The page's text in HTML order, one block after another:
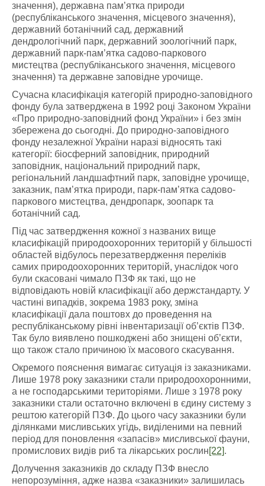
значення), державна пам’ятка природи
(республіканського значення, місцевого значення),
державний ботанічний сад, державний
дендрологічний парк, державний зоологічний парк,
державний парк-пам’ятка садово-паркового
мистецтва (республіканського значення, місцевого
значення) та державне заповідне урочище.
Сучасна класифікація категорій природно-заповідного
фонду була затверджена в 1992 році Законом України
«Про природно-заповідний фонд України» і без змін
збережена до сьогодні. До природно-заповідного
фонду незалежної України наразі відносять такі
категорії: біосферний заповідник, природний
заповідник, національний природний парк,
регіональний ландшафтний парк, заповідне урочище,
заказник, пам’ятка природи, парк-пам’ятка садово-
паркового мистецтва, дендропарк, зоопарк та
ботанічний сад.
Під час затвердження кожної з названих вище
класифікацій природоохоронних територій у більшості
областей відбулось перезатвердження переліків
самих природоохоронних територій, унаслідок чого
були скасовані чимало ПЗФ як такі, що не
відповідають новій класифікації або держстандарту. У
частині випадків, зокрема 1983 року, зміна
класифікації дала поштовх до проведення на
республіканському рівні інвентаризації об’єктів ПЗФ.
Так було виявлено пошкоджені або знищені об’єкти,
що також стало причиною їх масового скасування.
Окремого пояснення вимагає ситуація із заказниками.
Лише 1978 року заказники стали природоохоронними,
а не господарськими територіями. Лише з 1978 року
заказники стали остаточно включені в єдину систему з
рештою категорій ПЗФ. До цього часу заказники були
ділянками мисливських угідь, виділеними на певний
період для поновлення «запасів» мисливської фауни,
промислових видів риб та лікарських рослин[22].
Долучення заказників до складу ПЗФ внесло
непорозуміння, адже назва «заказники» залишилась